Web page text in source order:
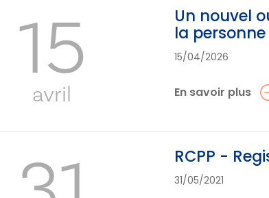
15
avril
Un nouvel
la personne
15/04/2026
En savoir plus
RCPP -
31/05/2021